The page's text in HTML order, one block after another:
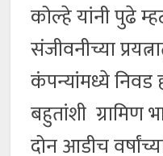
कोल्हे यांनी पुढे
संजीवनीच्या
कंपन्यांमध्ये निवड
बहुतांशी ग्रामिण
दोन आडीच